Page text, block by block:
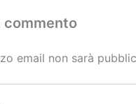
commento
email non sarà